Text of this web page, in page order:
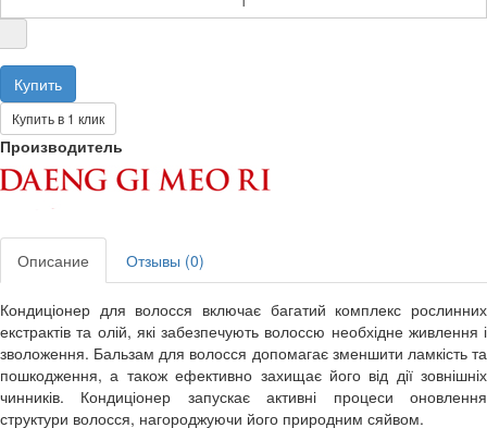
Купить в 1 клик
Производитель
Описание Отзывы (0)
Кондиціонер для волосся включає багатий комплекс рослинних
екстрактів та олій, які забезпечують волоссю необхідне живлення і
зволоження. Бальзам для волосся допомагає зменшити ламкість та
пошкодження, а також ефективно захищає його від дії зовнішніх
чинників. Кондиціонер запускає активні процеси оновлення
структури волосся, нагороджуючи його природним сяйвом.